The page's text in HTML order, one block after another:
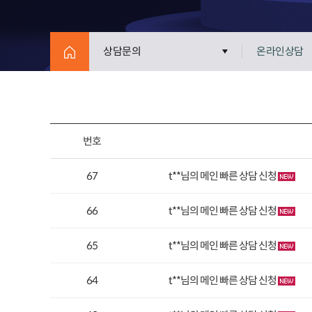
상담문의 온라인상담
번호
67 t**님의 메인 빠른 상담 신청
66 t**님의 메인 빠른 상담 신청
65 t**님의 메인 빠른 상담 신청
64 t**님의 메인 빠른 상담 신청